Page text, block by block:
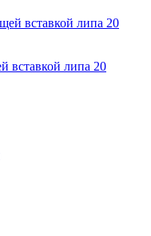
вставкой липа 20